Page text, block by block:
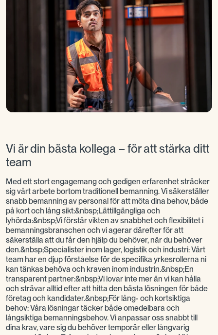
Vi är din bästa kollega – för att stärka ditt
team
Med ett stort engagemang och gedigen erfarenhet sträcker
sig vårt arbete bortom traditionell bemanning. Vi säkerställer
snabb bemanning av personal för att möta dina behov, både
på kort och lång sikt:&nbsp;Lättillgängliga och
lyhörda:&nbsp;Vi förstår vikten av snabbhet och flexibilitet i
bemanningsbranschen och vi agerar därefter för att
säkerställa att du får den hjälp du behöver, när du behöver
den.&nbsp;Specialister inom lager, logistik och industri: Vårt
team har en djup förståelse för de specifika yrkesrollerna ni
kan tänkas behöva och kraven inom industrin.&nbsp;En
transparent partner:&nbsp;Vi lovar inte mer än vi kan hålla
och strävar alltid efter att hitta den bästa lösningen för både
företag och kandidater.&nbsp;För lång- och kortsiktiga
behov: Våra lösningar täcker både omedelbara och
långsiktiga bemanningsbehov. Vi anpassar oss snabbt till
dina krav, vare sig du behöver temporär eller långvarig